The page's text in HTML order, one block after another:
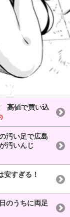
高値で買い込
汚い足で広島
汚いんじ
すぎる！
のうちに両足